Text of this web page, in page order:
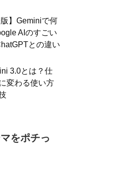
版】Geminiで何
AIのすごい
との違い
3.0とは？仕
変わる使い方
をポチっ